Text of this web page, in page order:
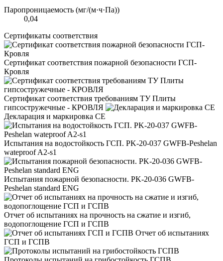
Паропроницаемость (мг/(м·ч·Па))
0,04
Сертификаты соответствия
Сертификат соответствия пожарной безопасности ГСП-
Кровля
Сертификат соответствия требованиям ТУ Плиты
гипсостружечные - КРОВЛЯ
Декларация и маркировка CE
Испытания на водостойкость ГСП. PK-20-037 GWFB-Peshelan
wateproof A2-s1
Испытания пожарной безопасности. PK-20-036 GWFB-
Peshelan standard ENG
Отчет об испытаниях на прочность на сжатие и изгиб,
водопоглощение ГСП и ГСПВ
Отчет об испытаниях
ГСП и ГСПВ